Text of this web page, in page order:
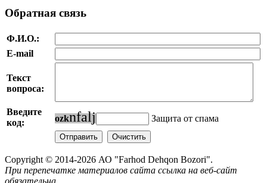
Обратная связь
Ф.И.О.:
E-mail
Текст
вопроса:
Введите
код:
ozknfalj Защита от спама
Copyright © 2014-2026 АО "Farhod Dehqon Bozori".
При перепечатке материалов сайта ссылка на веб-сайт
обязательна.